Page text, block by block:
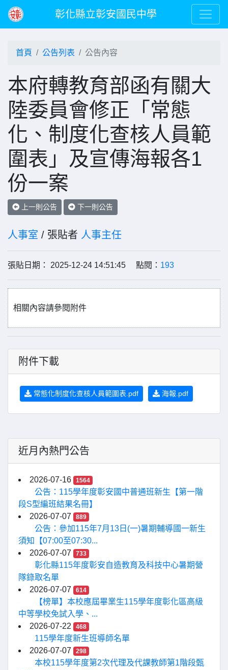
彰化縣立彰安國民中學
首頁 公告列表 公告內容
本府轉教育部函有關大
陸委員會修正「常態
化、制度化查核人員範
圍表」及宣傳海報各1
份一案
上一則公告 下一則公告
人事室 / 張貼者 人事主任
張貼日期： 2025-12-24 14:51:45 點閱： 193
相關內容請參閱附件
附件下載
常態化制度化查核人員範圍表.pdf 海報.pdf
近月內熱門公告
2026-07-16 1564
公告：115學年度彰安國中普通班新生【第一階
段S型編班結果名冊】
2026-07-07
889
公告：參加115年7月13日(一)暑期輔導國一新生
須知【07:00至07:30...
2026-07-07
733
彰化縣115年度彰安自造教育及科技中心暑期營
隊錄取名單
2026-07-07
614
【榜單】本校應屆畢業生115學年度彰化區高級
中等學校免試入學、...
2026-07-22
468
115學年度新生班導師名單
2026-07-07
298
本校115學年度第2次代理及代課教師第1階段甄